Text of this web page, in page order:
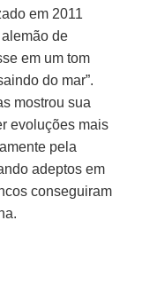
em 2011
de
em um tom
do mar”.
mostrou sua
evoluções mais
pela
adeptos em
conseguiram